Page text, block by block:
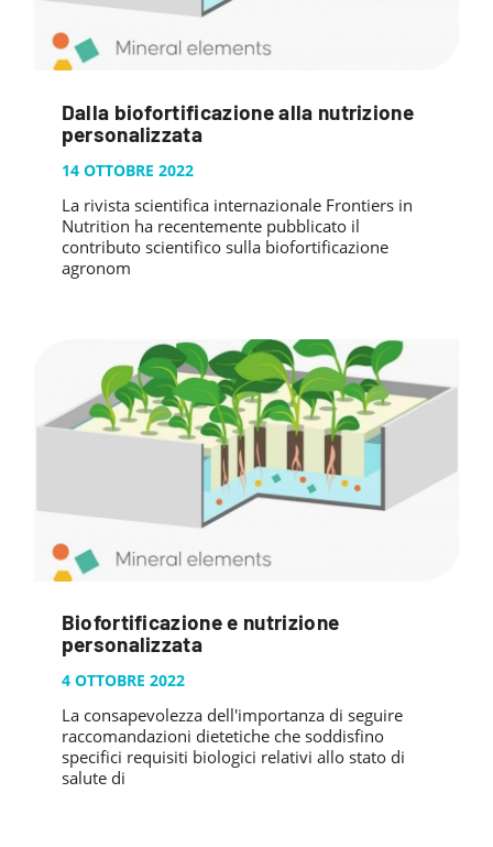
Dalla biofortificazione alla nutrizione
personalizzata
14 OTTOBRE 2022
La rivista scientifica internazionale Frontiers in
Nutrition ha recentemente pubblicato il
contributo scientifico sulla biofortificazione
agronom
Biofortificazione e nutrizione
personalizzata
4 OTTOBRE 2022
La consapevolezza dell'importanza di seguire
raccomandazioni dietetiche che soddisfino
specifici requisiti biologici relativi allo stato di
salute di